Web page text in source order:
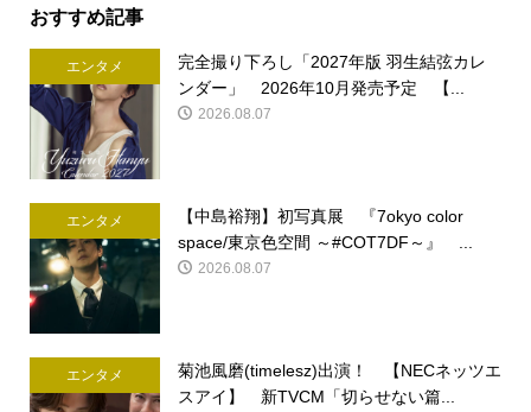
おすすめ記事
エンタメ
完全撮り下ろし「2027年版 羽生結弦カレ
ンダー」 2026年10月発売予定 【...
2026.08.07
エンタメ
【中島裕翔】初写真展 『7okyo color
space/東京色空間 ～#COT7DF～』 ...
2026.08.07
エンタメ
菊池風磨(timelesz)出演！ 【NECネッツエ
スアイ】 新TVCM「切らせない篇...